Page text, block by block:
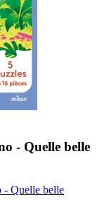
- Quelle belle
Quelle belle